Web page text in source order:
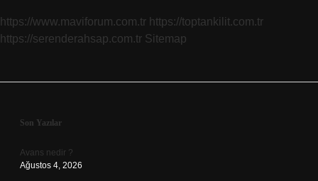
https://www.maviforum.com.tr https://toptankilit.com.tr
https://serenderahsap.com.tr Sitemap
Sidebar
Son Yazılar
Avans nedir ?
Ağustos 4, 2026